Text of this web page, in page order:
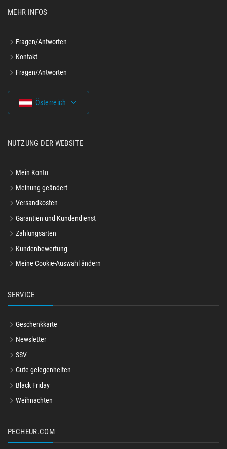
MEHR INFOS
Fragen/Antworten
Kontakt
Fragen/Antworten
Österreich
NUTZUNG DER WEBSITE
Mein Konto
Meinung geändert
Versandkosten
Garantien und Kundendienst
Zahlungsarten
Kundenbewertung
Meine Cookie-Auswahl ändern
SERVICE
Geschenkkarte
Newsletter
SSV
Gute gelegenheiten
Black Friday
Weihnachten
PECHEUR.COM